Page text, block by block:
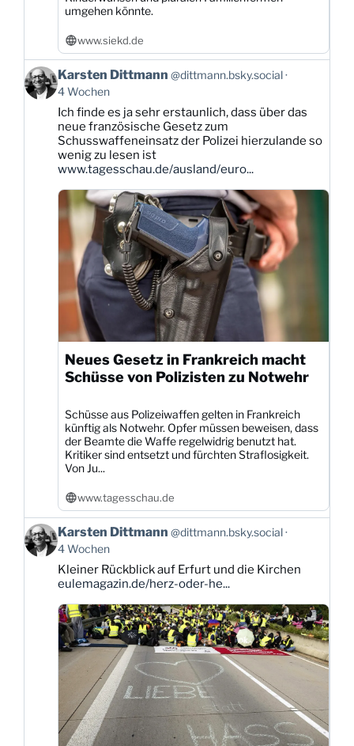
umgehen könnte.
www.siekd.de
Beitrag
von
Karsten
Dittmann
Bluesky
ansehen
Karsten Dittmann @dittmann.bsky.social
4 Wochen
Ich finde es ja sehr erstaunlich, dass über das
neue französische Gesetz zum
Schusswaffeneinsatz der Polizei hierzulande so
wenig zu lesen ist
www.tagesschau.de/ausland/euro...
Neues Gesetz in Frankreich macht
Schüsse von Polizisten zu Notwehr
Schüsse aus Polizeiwaffen gelten in Frankreich
künftig als Notwehr. Opfer müssen beweisen, dass
der Beamte die Waffe regelwidrig benutzt hat.
Kritiker sind entsetzt und fürchten Straflosigkeit.
Von Ju...
www.tagesschau.de
Beitrag
von
Karsten
Dittmann
Bluesky
ansehen
Karsten Dittmann @dittmann.bsky.social
4 Wochen
Kleiner Rückblick auf Erfurt und die Kirchen
eulemagazin.de/herz-oder-he...